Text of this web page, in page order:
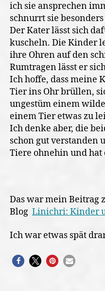
ich sie ansprechen
schnurrt sie
Der Kater lässt sich
kuscheln. Die Kinder
ihre Ohren auf den
Rumtragen lässt er
Ich hoffe, dass meine
Tier ins Ohr brüllen,
ungestüm einem
einem Tier etwas zu
Ich denke aber, die
schon gut verstanden
Tiere ohnehin und
Das war mein Beitrag
Blog Linichri: Kinder
Ich war etwas spät